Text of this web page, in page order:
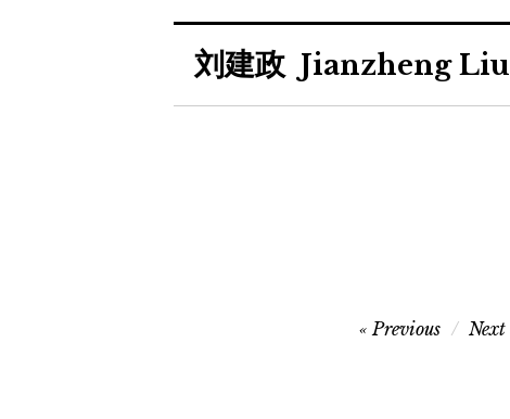
content
刘建政 Jianzheng Liu
Previous Next